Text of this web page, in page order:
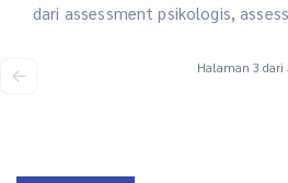
dari assessment psikologis,
program peningkatan portfolio,